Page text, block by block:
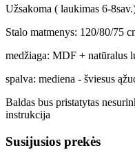
Užsakoma ( laukimas 6-
Stalo matmenys: 120/80/75
medžiaga: MDF + natūralus
spalva: mediena - šviesus
Baldas bus pristatytas
instrukcija
Susijusios prekės